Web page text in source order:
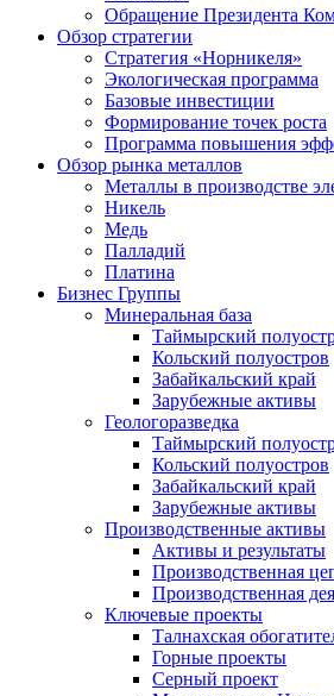
Обращение Президента
Обзор стратегии
Стратегия «Норникеля»
Экологическая программа
Базовые инвестиции
Формирование точек роста
Программа повышения
Обзор рынка металлов
Металлы в производстве
Никель
Медь
Палладий
Платина
Бизнес Группы
Минеральная база
Таймырский
Кольский полуостров
Забайкальский край
Зарубежные активы
Геологоразведка
Таймырский
Кольский полуостров
Забайкальский край
Зарубежные активы
Производственные активы
Активы и результаты
Производственная
Производственная
Ключевые проекты
Талнахская
Горные проекты
Серный проект